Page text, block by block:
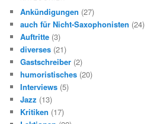
n
Ankündigungen (27)
auch für Nicht-Saxophonisten (24)
Auftritte (3)
diverses (21)
Gastschreiber (2)
humoristisches (20)
Interviews (5)
Jazz (13)
Kritiken (17)